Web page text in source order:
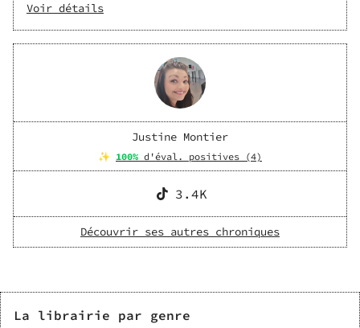
Voir détails
Justine Montier
✨ 100% d'éval. positives (4)
3.4K
Découvrir ses autres chroniques
La librairie par genre